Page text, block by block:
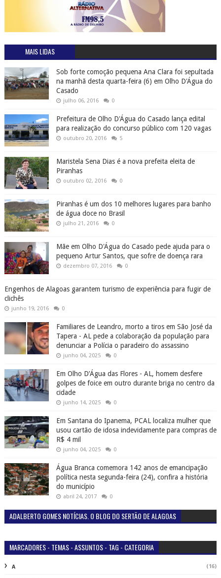
MAIS LIDAS
Sob forte comoção pequena Ana Clara foi sepultada
na manhã desta quarta-feira (6) em Olho D'Água do
Casado
julho 06, 2016 0
Prefeitura de Olho D'Água do Casado lança edital
para realização do concurso público com 120 vagas
outubro 20, 2016 5
Maristela Sena Dias é a nova prefeita eleita de
Piranhas
outubro 02, 2016 0
Piranhas é um dos 10 melhores lugares para banho
de água doce no Brasil
julho 21, 2016 0
Mãe em Olho D'Água do Casado pede ajuda para o
pequeno Artur Santos, que sofre de doença rara
dezembro 07, 2016 0
Engenhos de Alagoas garantem turismo de experiência para fugir de
clichês
junho 19, 2016 0
Familiares de Leandro, morto a tiros em São José da
Tapera - AL pede a colaboração da população para
denunciar a Polícia o paradeiro do assassino
junho 04, 2025 0
Em Olho D’Água das Flores - AL, homem desfere
golpes de foice em outro durante briga no centro da
cidade
junho 14, 2025 0
Em Santana do Ipanema, PCAL localiza mulher que
usou cartão de idosa indevidamente para compras de
R$ 4 mil
junho 04, 2025 0
Água Branca comemora 142 anos de emancipação
política nesta segunda-feira (24), confira a história
do município
abril 24, 2017 0
ADALBERTO GOMES NOTÍCIAS. O BLOG DO SERTÃO DE ALAGOAS
MARCADORES - TEMAS - ASSUNTOS - TAG - CATEGORIA
A (16)